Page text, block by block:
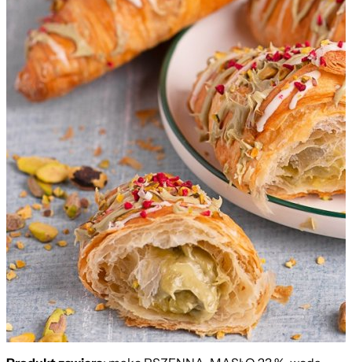
Z Pistacją